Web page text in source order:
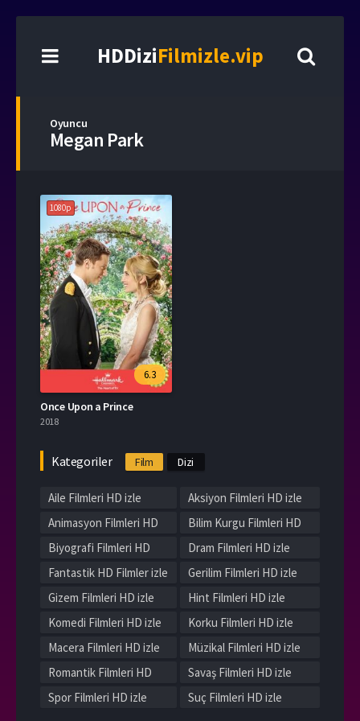
HDDiziFilmizle.vip
Oyuncu
Megan Park
1080p
6.3
Once Upon a Prince
2018
Kategoriler Film Dizi
Aile Filmleri HD izle
Aksiyon Filmleri HD izle
Animasyon Filmleri HD
izle
Bilim Kurgu Filmleri HD
izle
Biyografi Filmleri HD
izle
Dram Filmleri HD izle
Fantastik HD Filmler izle
Gerilim Filmleri HD izle
Gizem Filmleri HD izle
Hint Filmleri HD izle
Komedi Filmleri HD izle
Korku Filmleri HD izle
Macera Filmleri HD izle
Müzikal Filmleri HD izle
Romantik Filmleri HD
izle
Savaş Filmleri HD izle
Spor Filmleri HD izle
Suç Filmleri HD izle